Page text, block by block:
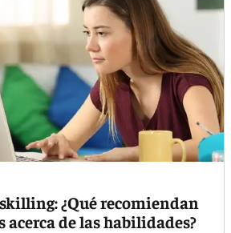
¿Qué recomiendan
acerca de las habilidades?